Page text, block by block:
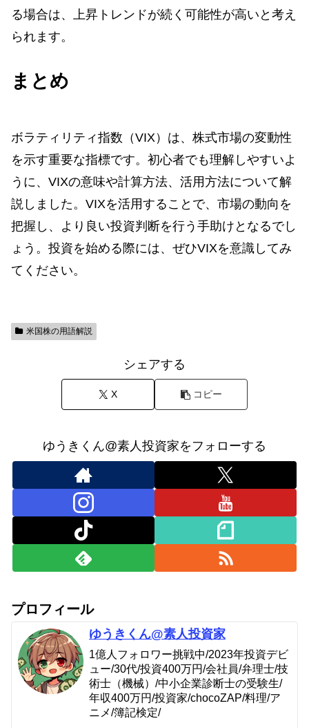
る場合は、上昇トレンドが続く可能性が高いと考え
られます。
まとめ
ボラティリティ指数（VIX）は、株式市場の変動性
を示す重要な指標です。初心者でも理解しやすいよ
うに、VIXの意味や計算方法、活用方法について解
説しました。VIXを活用することで、市場の動向を
把握し、より良い投資判断を行う手助けとなるでし
ょう。投資を始める際には、ぜひVIXを意識してみ
てください。
米国株の用語解説
シェアする
X コピー
ゆうきくん@素人投資家をフォローする
プロフィール
ゆうきくん@素人投資家
1億人フォロワー挑戦中/2023年投資デビ
ュー/30代/投資400万円/会社員/弁理士/技
術士（機械）/中小企業診断士の受験生/
年収400万円/投資家/chocoZAP/料理/ア
ニメ/簿記検定/